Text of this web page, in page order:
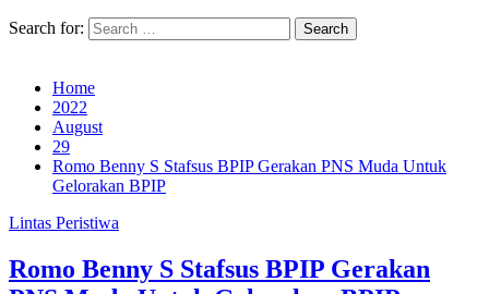
Search for:
Home
2022
August
29
Romo Benny S Stafsus BPIP Gerakan PNS Muda Untuk
Gelorakan BPIP
Lintas Peristiwa
Romo Benny S Stafsus BPIP Gerakan